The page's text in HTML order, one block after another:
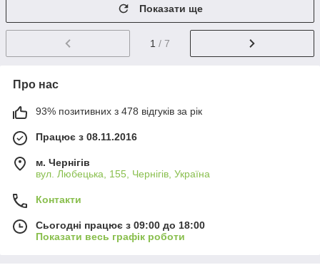
Показати ще
1 / 7
Про нас
93% позитивних з 478 відгуків за рік
Працює з 08.11.2016
м. Чернігів
вул. Любецька, 155, Чернігів, Україна
Контакти
Сьогодні працює з 09:00 до 18:00
Показати весь графік роботи